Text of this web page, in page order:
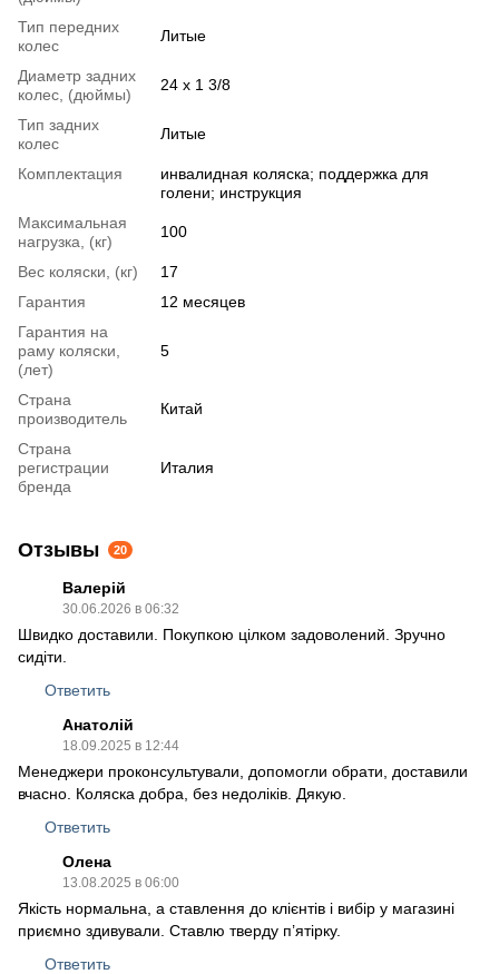
Тип передних
колес
Литые
Диаметр задних
колес, (дюймы)
24 х 1 3/8
Тип задних
колес
Литые
Комплектация
инвалидная коляска; поддержка для
голени; инструкция
Максимальная
нагрузка, (кг)
100
Вес коляски, (кг)
17
Гарантия
12 месяцев
Гарантия на
раму коляски,
(лет)
5
Страна
производитель
Китай
Страна
регистрации
бренда
Италия
Отзывы 20
Валерій
30.06.2026 в 06:32
Швидко доставили. Покупкою цілком задоволений. Зручно
сидіти.
Ответить
Анатолій
18.09.2025 в 12:44
Менеджери проконсультували, допомогли обрати, доставили
вчасно. Коляска добра, без недоліків. Дякую.
Ответить
Олена
13.08.2025 в 06:00
Якість нормальна, а ставлення до клієнтів і вибір у магазині
приємно здивували. Ставлю тверду п’ятірку.
Ответить